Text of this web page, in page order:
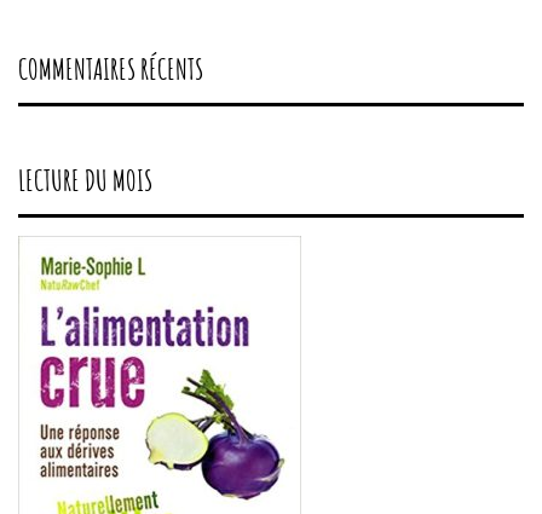
COMMENTAIRES RÉCENTS
LECTURE DU MOIS